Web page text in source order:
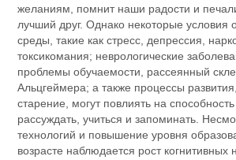
желаниям, помнит наши радости и
лучший друг. Однако некоторые условия
среды, такие как стресс, депрессия,
токсикомания; неврологические
проблемы обучаемости, рассеянный
Альцгеймера; а также процессы
старение, могут повлиять на
рассуждать, учиться и запоминать.
технологий и повышение уровня
возрасте наблюдается рост когнитивных